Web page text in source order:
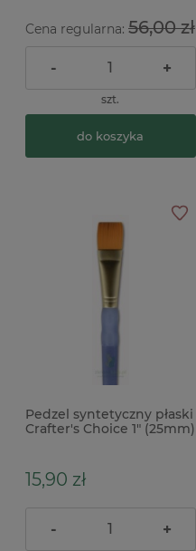
Cena regularna: 56,00 zł
- +
szt.
do koszyka
Pedzel syntetyczny płaski
Crafter's Choice 1" (25mm)
15,90 zł
- +